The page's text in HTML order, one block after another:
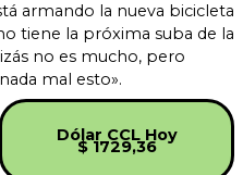
armando la nueva bicicleta
tiene la próxima suba de la
no es mucho, pero
mal esto».
Dólar CCL Hoy
$ 1729,36